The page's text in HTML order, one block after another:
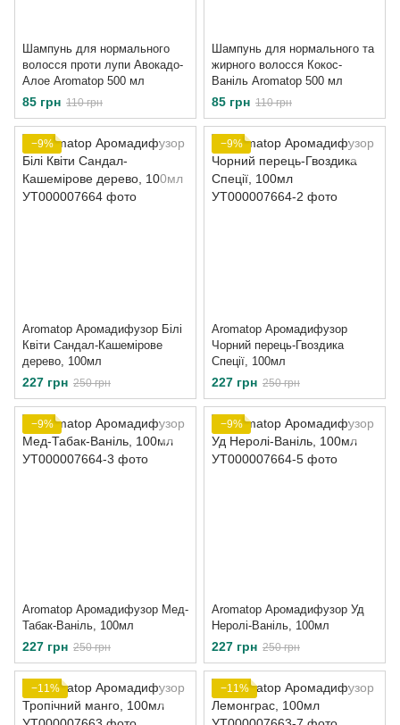
Шампунь для нормального
волосся проти лупи Авокадо-
Алое Aromatop 500 мл
85 грн 110 грн
Шампунь для нормального та
жирного волосся Кокос-
Ваніль Aromatop 500 мл
85 грн 110 грн
−9%
Aromatop Аромадифузор Білі
Квіти Сандал-Кашемірове
дерево, 100мл
227 грн 250 грн
−9%
Aromatop Аромадифузор
Чорний перець-Гвоздика
Спеції, 100мл
227 грн 250 грн
−9%
Aromatop Аромадифузор Мед-
Табак-Ваніль, 100мл
227 грн 250 грн
−9%
Aromatop Аромадифузор Уд
Неролі-Ваніль, 100мл
227 грн 250 грн
−11% −11%